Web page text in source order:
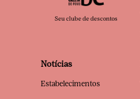
Seu clube de descontos
Notícias
Estabelecimentos